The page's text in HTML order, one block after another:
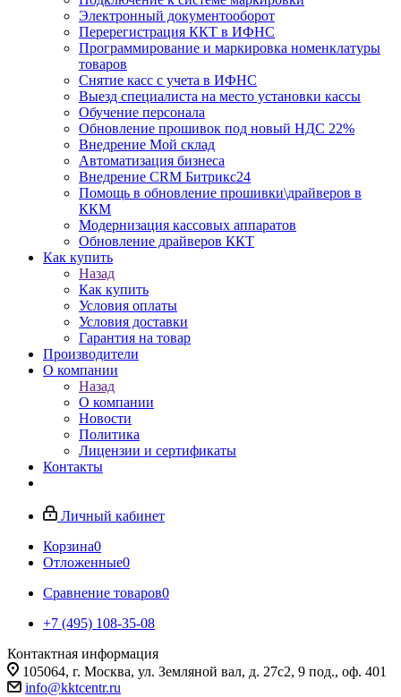
Электронный документооборот
Перерегистрация ККТ в ИФНС
Программирование и маркировка номенклатуры
товаров
Снятие касс с учета в ИФНС
Выезд специалиста на место установки кассы
Обучение персонала
Обновление прошивок под новый НДС 22%
Внедрение Мой склад
Автоматизация бизнеса
Внедрение CRM Битрикс24
Помощь в обновление прошивки\драйверов в
ККМ
Модернизация кассовых аппаратов
Обновление драйверов ККТ
Как купить
Назад
Как купить
Условия оплаты
Условия доставки
Гарантия на товар
Производители
О компании
Назад
О компании
Новости
Политика
Лицензии и сертификаты
Контакты
Личный кабинет
Корзина0
Отложенные0
Сравнение товаров0
+7 (495) 108-35-08
Контактная информация
105064, г. Москва, ул. Земляной вал, д. 27с2, 9 под., оф. 401
info@kktcentr.ru